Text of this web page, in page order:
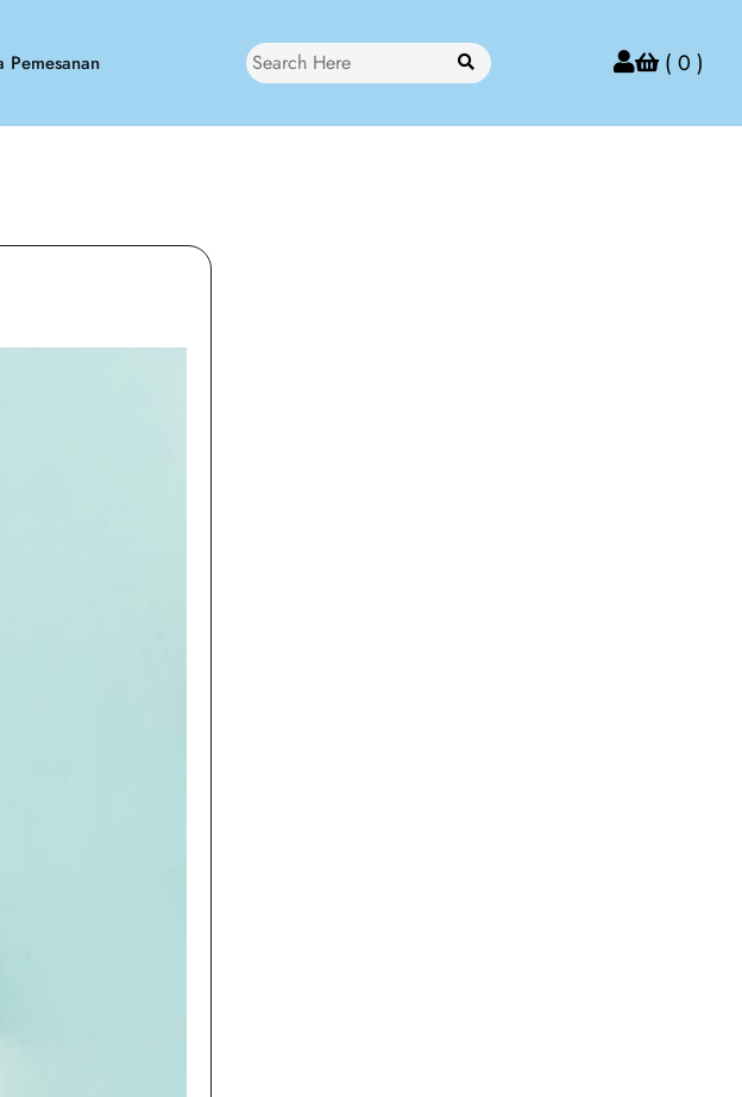
Pemesanan
Search
for:
( 0 )